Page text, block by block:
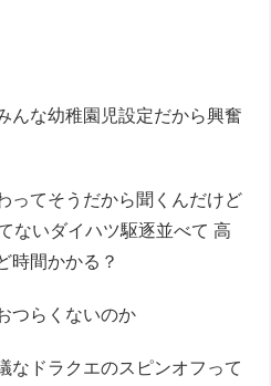
んな幼稚園児設定だから興奮
ってそうだから聞くんだけど
ないダイハツ駆逐並べて 高
時間かかる？
つらくないのか
なドラクエのスピンオフって